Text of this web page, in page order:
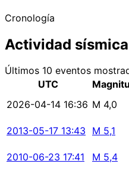
Cronología
Actividad
Últimos 10 eventos
UTC
2026-04-14 16:36 M 4,0
2013-05-17 13:43 M 5,1
2010-06-23 17:41 M 5,4